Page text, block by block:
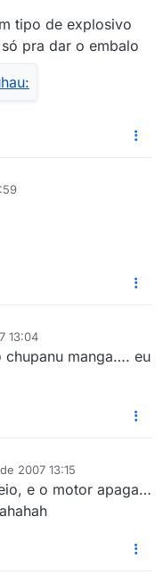
tipo de explosivo
pra dar o embalo
13:04
manga…. eu
2007 13:15
e o motor apaga…